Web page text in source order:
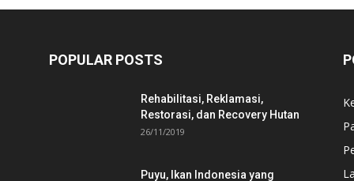
POPULAR POSTS
Rehabilitasi, Reklamasi,
Restorasi, dan Recovery Hutan
26/11/2019
Puyu, Ikan Indonesia yang